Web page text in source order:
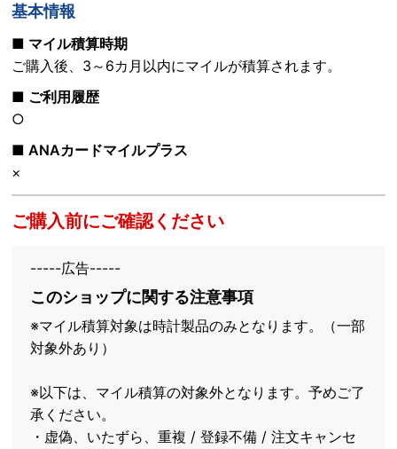
基本情報
■ マイル積算時期
ご購入後、3～6カ月以内にマイルが積算されます。
■ ご利用履歴
○
■ ANAカードマイルプラス
×
ご購入前にご確認ください
-----広告-----
このショップに関する注意事項
※マイル積算対象は時計製品のみとなります。（一部
対象外あり）
※以下は、マイル積算の対象外となります。予めご了
承ください。
・虚偽、いたずら、重複 / 登録不備 / 注文キャンセ